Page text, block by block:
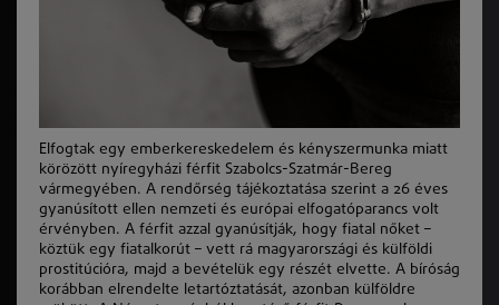
Elfogtak egy emberkereskedelem és kényszermunka miatt
körözött nyíregyházi férfit Szabolcs-Szatmár-Bereg
vármegyében. A rendőrség tájékoztatása szerint a 26 éves
gyanúsított ellen nemzeti és európai elfogatóparancs volt
érvényben. A férfit azzal gyanúsítják, hogy fiatal nőket –
köztük egy fiatalkorút – vett rá magyarországi és külföldi
prostitúcióra, majd a bevételük egy részét elvette. A bíróság
korábban elrendelte letartóztatását, azonban külföldre